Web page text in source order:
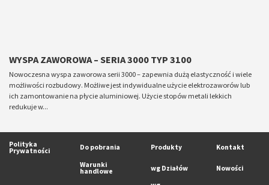
WYSPA ZAWOROWA – SERIA 3000 TYP 3100
Nowoczesna wyspa zaworowa serii 3000 – zapewnia dużą elastyczność i wiele
możliwości rozbudowy. Możliwe jest indywidualne użycie elektrozaworów lub
ich zamontowanie na płycie aluminiowej. Użycie stopów metali lekkich
redukuje w...
Polityka
Prywatności Do pobrania
Warunki
handlowe
Produkty
wg Działów
Kontakt
Nowości